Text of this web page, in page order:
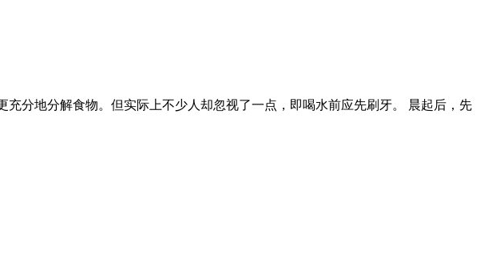
分地分解食物。但实际上不少人却忽视了一点，即喝水前应先刷牙。 晨起后，先